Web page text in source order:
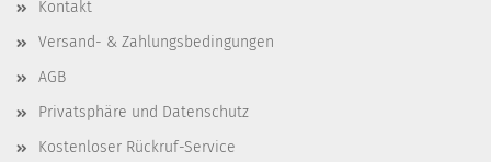
Kontakt
Versand- & Zahlungsbedingungen
AGB
Privatsphäre und Datenschutz
Kostenloser Rückruf-Service